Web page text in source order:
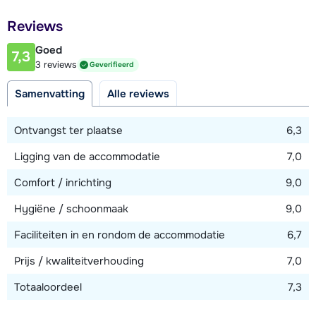
1100 meter
Afstand tot piste
1500 meter
25 meter
Bekijk kaart
Reviews
7,3 Goed
3 reviews Geverifieerd
Samenvatting Alle reviews
Ontvangst ter plaatse
6,3
Ligging van de accommodatie
7,0
Comfort / inrichting
9,0
Hygiëne / schoonmaak
9,0
Faciliteiten in en rondom de accommodatie
6,7
Prijs / kwaliteitverhouding
7,0
Totaaloordeel
7,3